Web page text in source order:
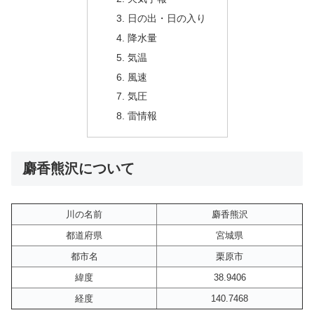
日の出・日の入り
降水量
気温
風速
気圧
雷情報
麝香熊沢について
川の名前
麝香熊沢
都道府県
宮城県
都市名
栗原市
緯度
38.9406
経度
140.7468